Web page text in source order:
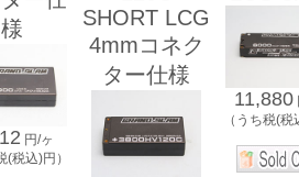
様
円/ヶ
(税込)円）
SHORT LCG
4mmコネク
ター仕様
11,880
（うち税(